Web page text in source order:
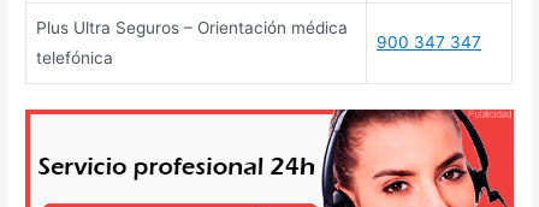
Plus Ultra Seguros – Orientación médica
telefónica
900 347 347